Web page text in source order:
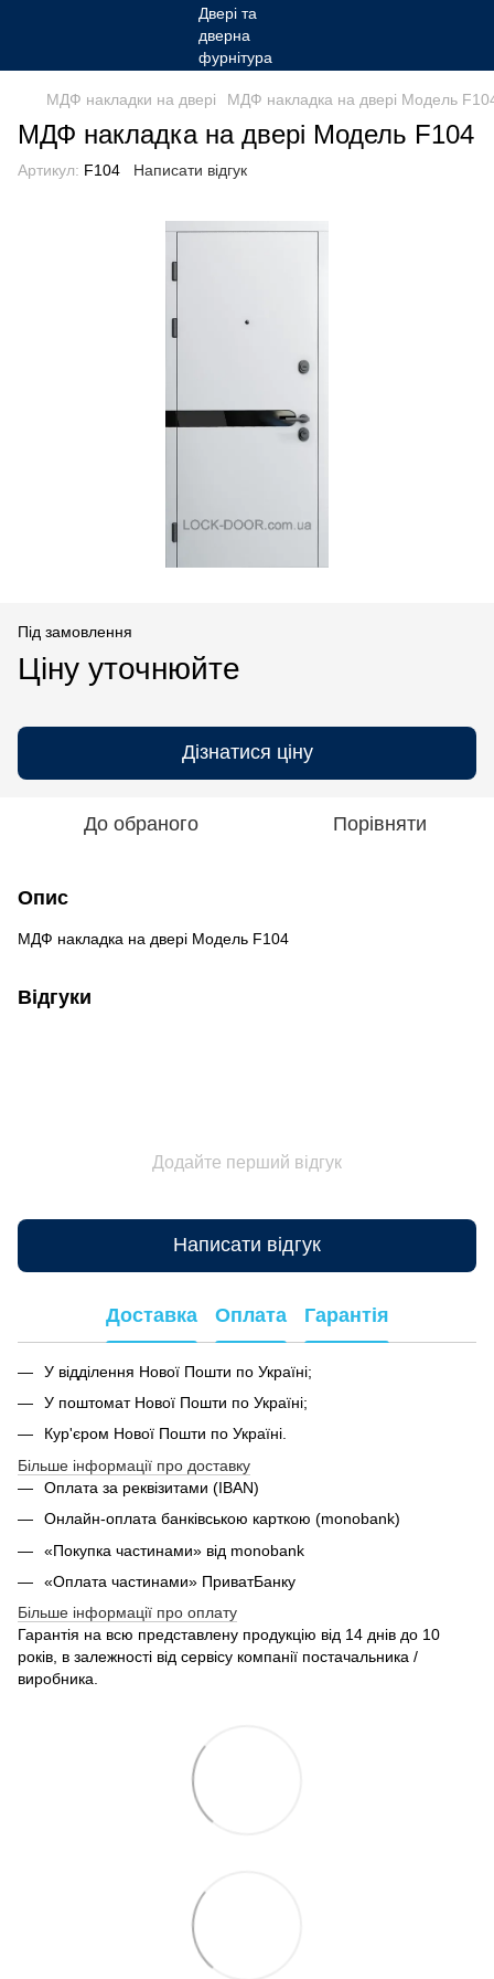
МДФ накладки на двері МДФ накладка на двері Модель
МДФ накладка на двері Модель F104
Артикул: F104 Написати відгук
Під замовлення
Ціну уточнюйте
Дізнатися ціну
До обраного Порівняти
Опис
МДФ накладка на двері Модель F104
Відгуки
Додайте перший відгук
Написати відгук
Доставка Оплата Гарантія
У відділення Нової Пошти по Україні;
У поштомат Нової Пошти по Україні;
Кур'єром Нової Пошти по Україні.
Більше інформації про доставку
Оплата за реквізитами (IBAN)
Онлайн-оплата банківською карткою (monobank)
«Покупка частинами» від monobank
«Оплата частинами» ПриватБанку
Більше інформації про оплату
Гарантія на всю представлену продукцію від 14 днів до 10
років, в залежності від сервісу компанії постачальника /
виробника.